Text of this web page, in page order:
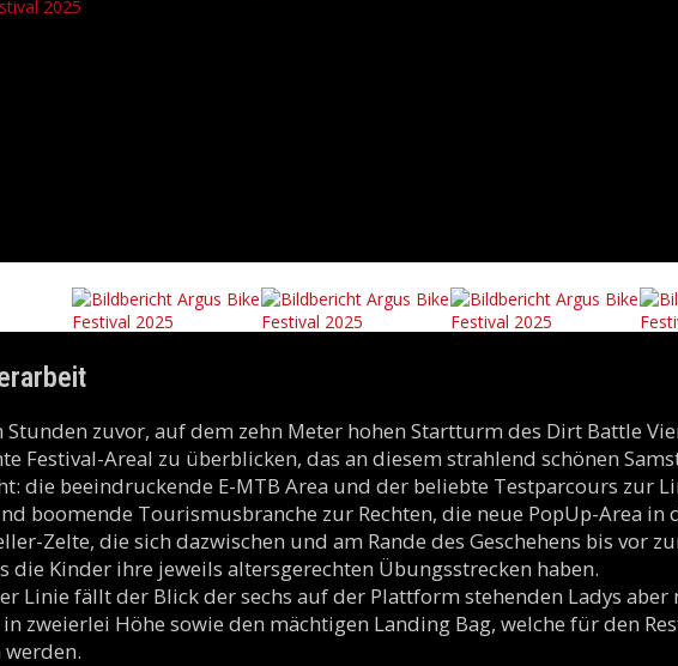
Stunden zuvor, auf dem zehn Meter hohen Startturm des Dirt Battle
Festival-Areal zu überblicken, das an diesem strahlend schönen
die beeindruckende E-MTB Area und der beliebte Testparcours zur
boomende Tourismusbranche zur Rechten, die neue PopUp-Area
Zelte, die sich dazwischen und am Rande des Geschehens bis vor
die Kinder ihre jeweils altersgerechten Übungsstrecken haben.
Linie fällt der Blick der sechs auf der Plattform stehenden Ladys
zweierlei Höhe sowie den mächtigen Landing Bag, welche für den